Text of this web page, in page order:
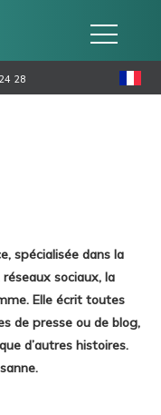
28
spécialisée dans la
sociaux, la
Elle écrit toutes
de presse ou de blog,
d’autres histoires.